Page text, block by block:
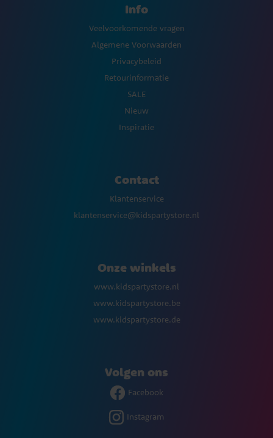
Info
Veelvoorkomende vragen
Algemene Voorwaarden
Privacybeleid
Retourinformatie
SALE
Nieuw
Inspiratie
Contact
Klantenservice
klantenservice@kidspartystore.nl
Onze winkels
www.kidspartystore.nl
www.kidspartystore.be
www.kidspartystore.de
Volgen ons
Facebook
Instagram